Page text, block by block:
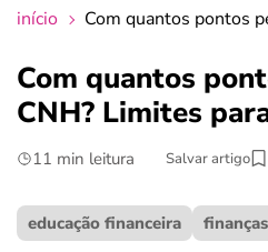
crédito fácil
últimas notícias
ferramentas
início Com quantos pontos
Com quantos
CNH? Limites
11 min leitura Salvar artigo
educação financeira finanças